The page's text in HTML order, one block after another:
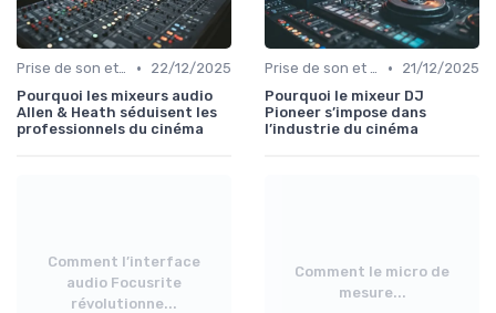
Prise de son et montage •
22/12/2025
Pourquoi les mixeurs audio
Allen & Heath séduisent les
professionnels du cinéma
Prise de son et montage •
21/12/2025
Pourquoi le mixeur DJ
Pioneer s’impose dans
l’industrie du cinéma
Comment l’interface
audio Focusrite
révolutionne...
Comment le micro de
mesure...